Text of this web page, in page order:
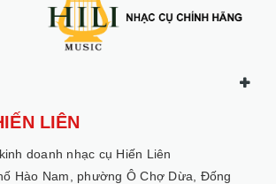
LIÊN
doanh nhạc cụ Hiến Liên
Hào Nam, phường Ô Chợ Dừa, Đống